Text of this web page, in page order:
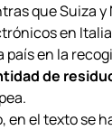
que Suiza y
en
en la
de
en el texto se